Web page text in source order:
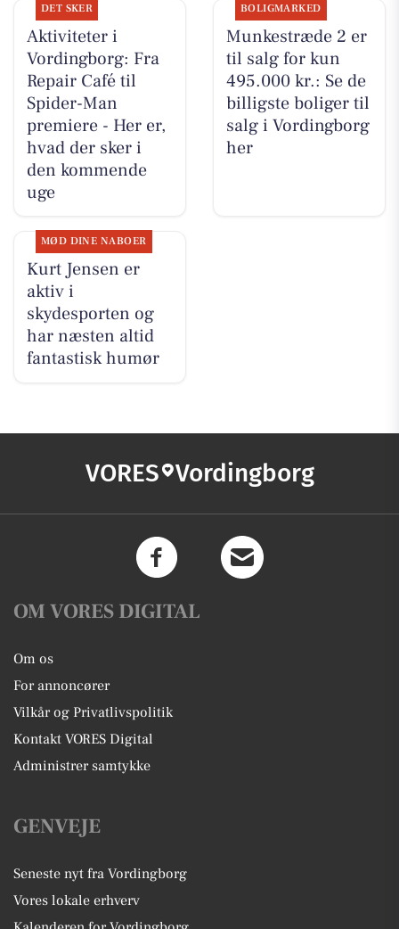
DET SKER
Aktiviteter i
Vordingborg: Fra
Repair Café til
Spider-Man
premiere - Her er,
hvad der sker i
den kommende
uge
BOLIGMARKED
Munkestræde 2 er
til salg for kun
495.000 kr.: Se de
billigste boliger til
salg i Vordingborg
her
MØD DINE NABOER
Kurt Jensen er
aktiv i
skydesporten og
har næsten altid
fantastisk humør
VORES Vordingborg
OM VORES DIGITAL
Om os
For annoncører
Vilkår og Privatlivspolitik
Kontakt VORES Digital
Administrer samtykke
GENVEJE
Seneste nyt fra Vordingborg
Vores lokale erhverv